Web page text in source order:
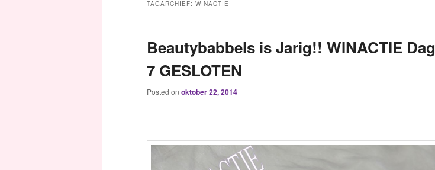
TAGARCHIEF: WINACTIE
Beautybabbels is Jarig!! WINACTIE Dag
7 GESLOTEN
Posted on oktober 22, 2014